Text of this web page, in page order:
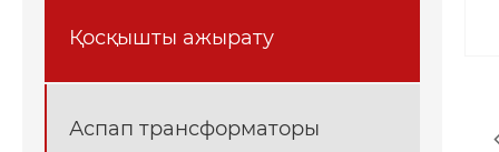
Қосқышты ажырату
Аспап трансформаторы